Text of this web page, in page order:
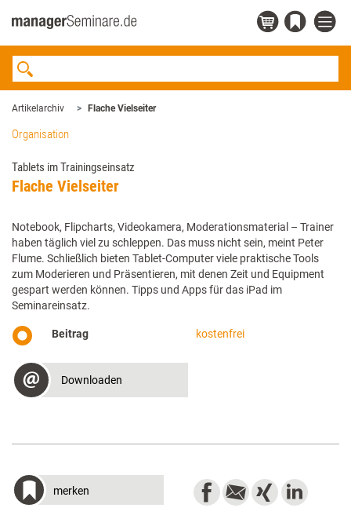
Artikelarchiv Flache Vielseiter
Organisation
Tablets im Trainingseinsatz
Flache Vielseiter
Notebook, Flipcharts, Videokamera, Moderationsmaterial – Trainer
haben täglich viel zu schleppen. Das muss nicht sein, meint Peter
Flume. Schließlich bieten Tablet-Computer viele praktische Tools
zum Moderieren und Präsentieren, mit denen Zeit und Equipment
gespart werden können. Tipps und Apps für das iPad im
Seminareinsatz.
Beitrag kostenfrei
Downloaden
merken